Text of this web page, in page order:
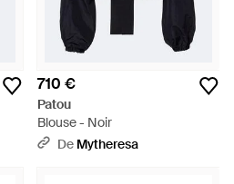
710 €
Patou
Blouse - Noir
De Mytheresa